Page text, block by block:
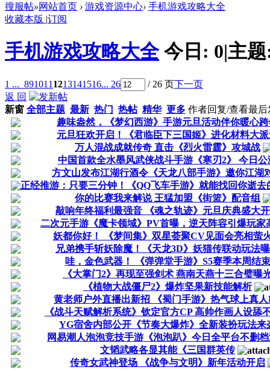
搜服帖»网站首页 › 游戏资源中心› 手机游戏攻略大全
收藏本版 |订阅
手机游戏攻略大全 今日: 0|主
1 ... 891011 1213141516... 26 / 26 页下一页
返 回
新窗 全部主题 最新 热门 热帖 精华 更多 作者回复/查看最后
趣味盎然，《梦幻西游》手游元旦活动伴你暖心
元旦狂欢开启！《君临臣下三国姬》进化材料大
万人混战成就传奇 直击《烈火雷霆》攻城战
中国首款全水墨风武侠战斗手游《寒刃2》 今日公
方文山发布江湖行酒令《天龙八部手游》邀你江湖
正经推游：只要三分钟！《QQ飞车手游》就能找回你逝去
你的比赛我来解说 王猛加盟《街篮》配音组
敲响年终福利最强音 《魂之轨迹》元旦庆典盛大
二次元手游《魔卡领域》PV首曝，逆天阵容引爆玩家
妖都你好！ 《梦间集》双星荟聚CV见面会亮相萤
兄弟携手斩妖除魔！《天龙3D》妖猫传联动玩法
哇，金色武器！ 《弹弹堂手游》S5赛季本周结束
《大掌门2》再现至强剑术 燕南天燕十三合璧曝
《植物大战僵尸2》爆炸坚果新技能解析
黄老师户外直播出新招 《蜀门手游》热气球上真
《战斗天赋解析系统》钦定官方CP 高帅作画人设舔
YG宿舍内部公开《节奏大爆炸》全新装扮玩法来
网易潮人泡泡竞技手游《泡泡趴》今日全平台不删
文韬武略各显其能《三国群英传
传奇女武神登场 《战争与文明》新年活动开启